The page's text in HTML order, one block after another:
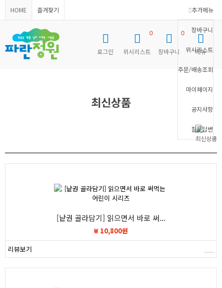
HOME 즐겨찾기 추가메뉴
장바구니
위시리스트
주문/배송조회
마이페이지
공지사항
질문답변
로그인 위시리스트
0
장바구니
0
메뉴
최신상품
최신상품
[낱권 골라담기] 읽으면서 바로 써...
₩ 10,800원
리뷰보기